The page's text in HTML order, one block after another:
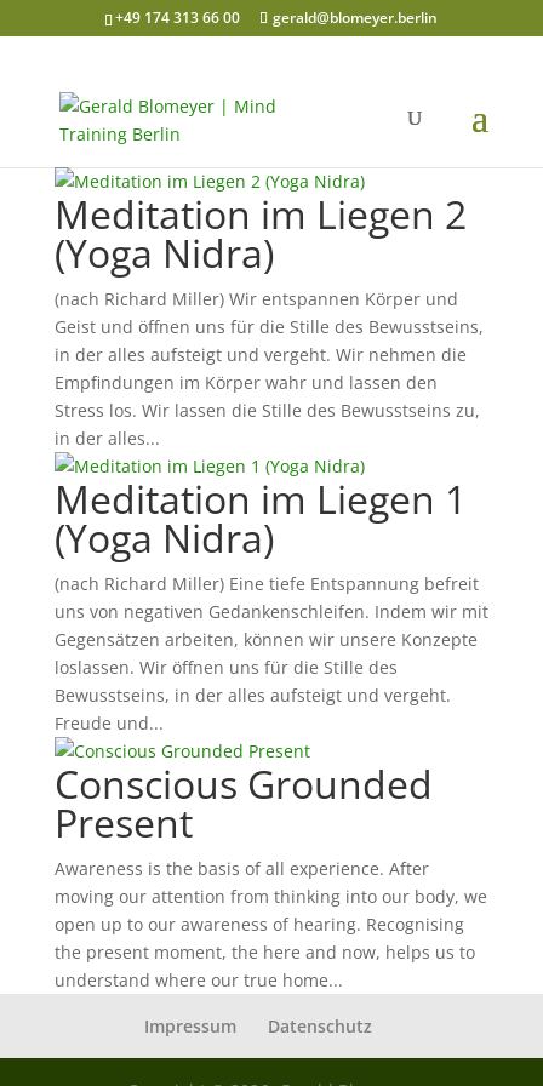
+49 174 313 66 00 gerald@blomeyer.berlin
Meditation im Liegen 2
(Yoga Nidra)
(nach Richard Miller) Wir entspannen Körper und
Geist und öffnen uns für die Stille des Bewusstseins,
in der alles aufsteigt und vergeht. Wir nehmen die
Empfindungen im Körper wahr und lassen den
Stress los. Wir lassen die Stille des Bewusstseins zu,
in der alles...
Meditation im Liegen 1
(Yoga Nidra)
(nach Richard Miller) Eine tiefe Entspannung befreit
uns von negativen Gedankenschleifen. Indem wir mit
Gegensätzen arbeiten, können wir unsere Konzepte
loslassen. Wir öffnen uns für die Stille des
Bewusstseins, in der alles aufsteigt und vergeht.
Freude und...
Conscious Grounded
Present
Awareness is the basis of all experience. After
moving our attention from thinking into our body, we
open up to our awareness of hearing. Recognising
the present moment, the here and now, helps us to
understand where our true home...
Impressum
Datenschutz